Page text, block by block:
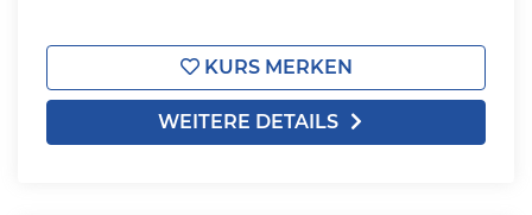
KURS MERKEN
WEITERE DETAILS